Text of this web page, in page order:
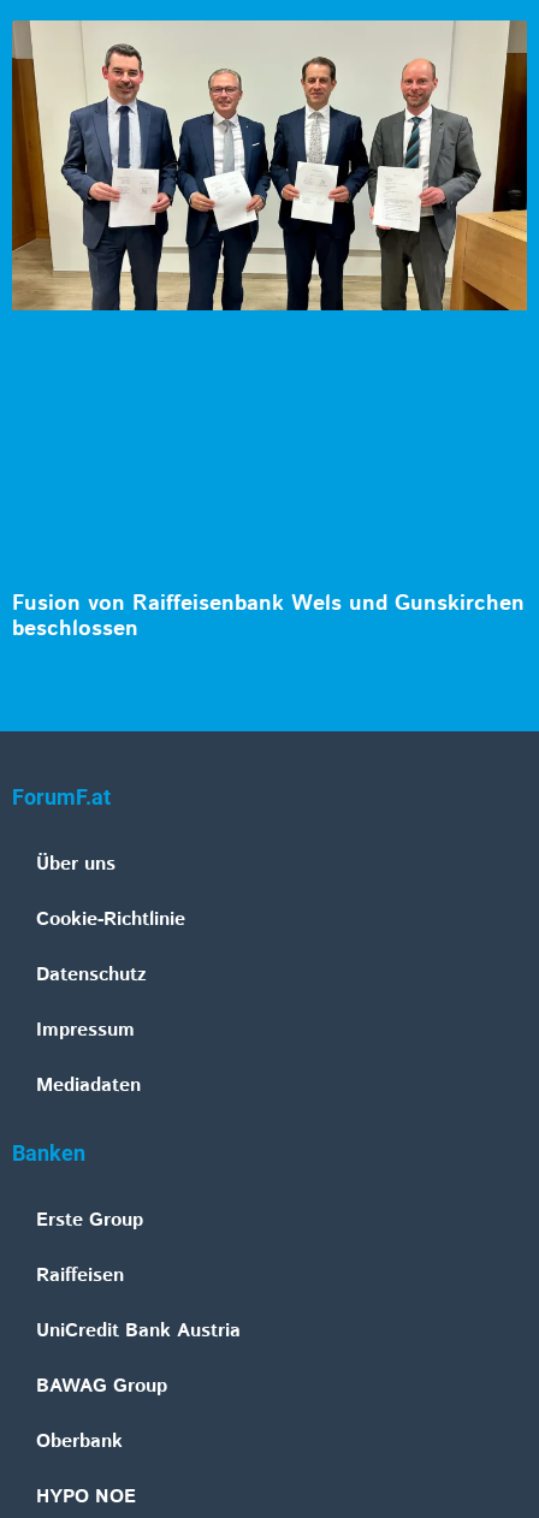
Fusion von Raiffeisenbank Wels und Gunskirchen
beschlossen
ForumF.at
Über uns
Cookie-Richtlinie
Datenschutz
Impressum
Mediadaten
Banken
Erste Group
Raiffeisen
UniCredit Bank Austria
BAWAG Group
Oberbank
HYPO NOE